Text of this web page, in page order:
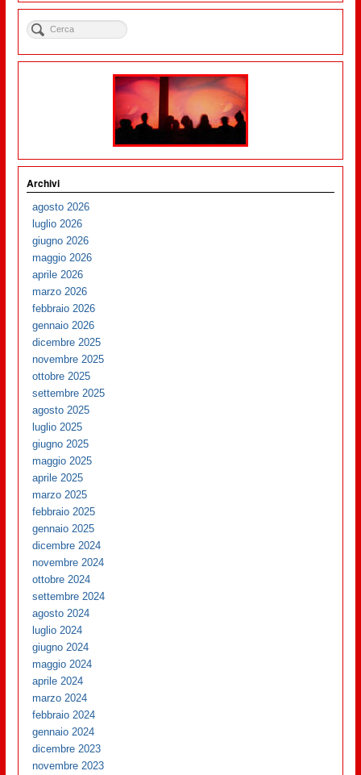
Archivi
agosto 2026
luglio 2026
giugno 2026
maggio 2026
aprile 2026
marzo 2026
febbraio 2026
gennaio 2026
dicembre 2025
novembre 2025
ottobre 2025
settembre 2025
agosto 2025
luglio 2025
giugno 2025
maggio 2025
aprile 2025
marzo 2025
febbraio 2025
gennaio 2025
dicembre 2024
novembre 2024
ottobre 2024
settembre 2024
agosto 2024
luglio 2024
giugno 2024
maggio 2024
aprile 2024
marzo 2024
febbraio 2024
gennaio 2024
dicembre 2023
novembre 2023